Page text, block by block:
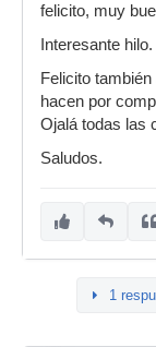
felicito, muy
Interesante hilo.
Felicito
hacen por
Ojalá todas las
Saludos.
1